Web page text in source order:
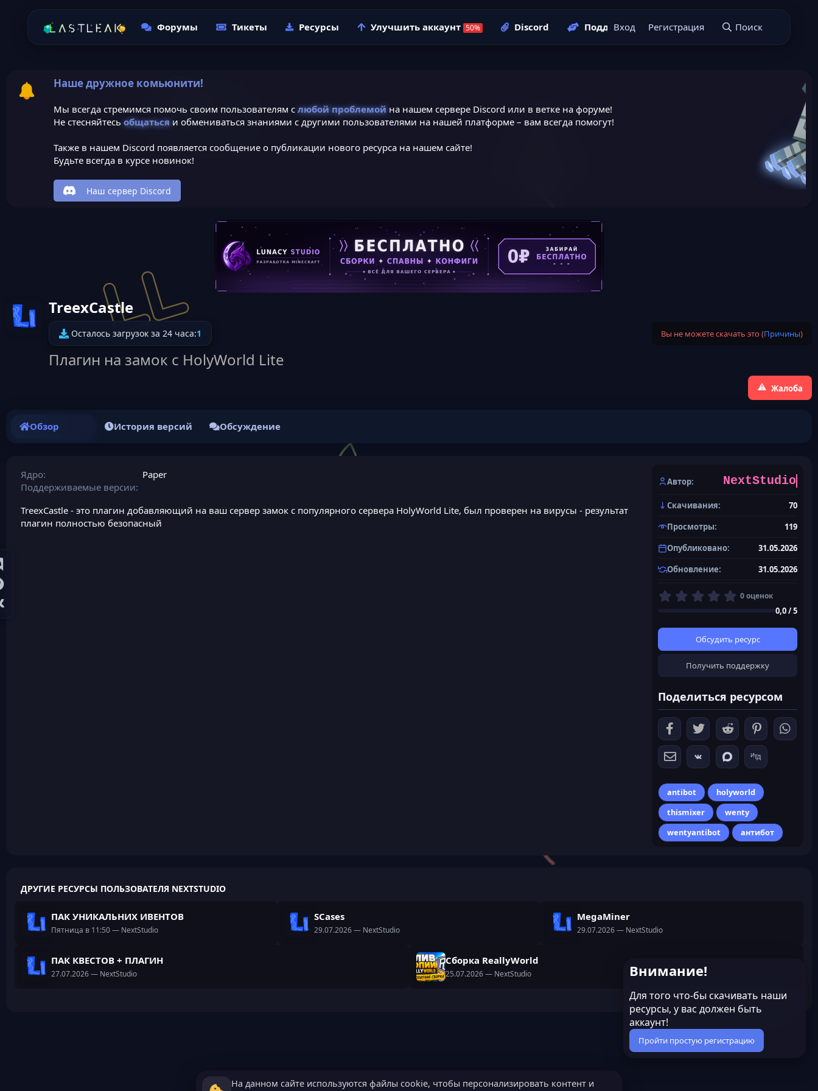
Форумы Тикеты Ресурсы Улучшить аккаунт Discord Поддержать нас Подать заявку
Вход Регистрация Поиск
Наше дружное комьюнити!
Мы всегда стремимся помочь своим пользователям с любой проблемойна нашем сервере Discord или в ветке на форуме!
Не стесняйтесь общатьсяи обмениваться знаниями с другими пользователями на нашей платформе – вам всегда помогут!
Также в нашем Discord появляется сообщение о публикации нового ресурса на нашем сайте!
Будьте всегда в курсе новинок!
Наш сервер Discord
Иконка ресурса
TreexCastle
Осталось загрузок за 24 часа:1
Плагин на замок с HolyWorld Lite
Вы не можете скачать это (Причины)
Жалоба
Обзор История версий Обсуждение
Ядро
Paper
Поддерживаемые версии
TreexCastle - это плагин добавляющий на ваш сервер замок с популярного сервера HolyWorld Lite, был проверен на вирусы - результат
плагин полностью безопасный
Автор NextStudio
Скачивания
70
Просмотры
119
Опубликовано
31.05.2026
Обновление
31.05.2026
0
0
з
в
ё
з
0 оценок
0,0 / 5
Обсудить ресурс
Получить поддержку
Поделиться ресурсом
antibot
holyworld
thismixer
wenty
wentyantibot
антибот
ДРУГИЕ РЕСУРСЫ ПОЛЬЗОВАТЕЛЯ NEXTSTUDIO
ПАК УНИКАЛЬНИХ ИВЕНТОВ
Пятница в 11:50— NextStudio
SCases
29.07.2026— NextStudio
MegaMiner
29.07.2026— NextStudio
ПАК КВЕСТОВ + ПЛАГИН
27.07.2026— NextStudio
Сборка ReallyWorld
25.07.2026— NextStudio Внимание!
Для того что-бы скачивать наши
ресурсы, у вас должен быть
аккаунт!
Пройти простую регистрацию
На данном сайте используются файлы cookie, чтобы персонализировать контент и